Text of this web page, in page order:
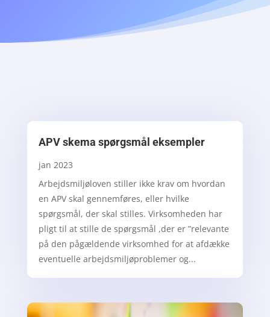
APV skema spørgsmål eksempler
jan 2023
Arbejdsmiljøloven stiller ikke krav om hvordan
en APV skal gennemføres, eller hvilke
spørgsmål, der skal stilles. Virksomheden har
pligt til at stille de spørgsmål ,der er ”relevante
på den pågældende virksomhed for at afdække
eventuelle arbejdsmiljøproblemer og...